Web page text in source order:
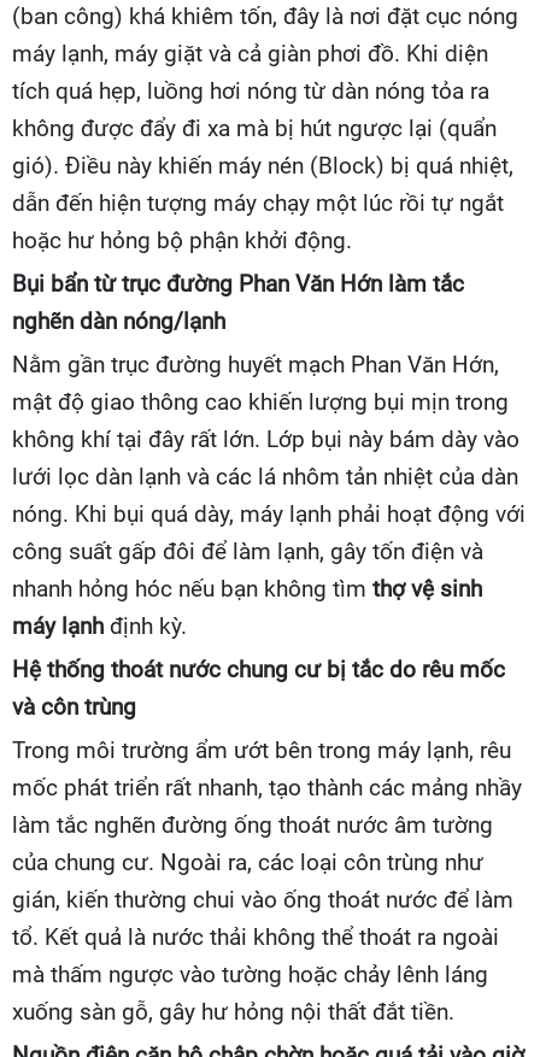
(ban công) khá khiêm tốn, đây là nơi đặt cục nóng
máy lạnh, máy giặt và cả giàn phơi đồ. Khi diện
tích quá hẹp, luồng hơi nóng từ dàn nóng tỏa ra
không được đẩy đi xa mà bị hút ngược lại (quẩn
gió). Điều này khiến máy nén (Block) bị quá nhiệt,
dẫn đến hiện tượng máy chạy một lúc rồi tự ngắt
hoặc hư hỏng bộ phận khởi động.
Bụi bẩn từ trục đường Phan Văn Hớn làm tắc
nghẽn dàn nóng/lạnh
Nằm gần trục đường huyết mạch Phan Văn Hớn,
mật độ giao thông cao khiến lượng bụi mịn trong
không khí tại đây rất lớn. Lớp bụi này bám dày vào
lưới lọc dàn lạnh và các lá nhôm tản nhiệt của dàn
nóng. Khi bụi quá dày, máy lạnh phải hoạt động với
công suất gấp đôi để làm lạnh, gây tốn điện và
nhanh hỏng hóc nếu bạn không tìm thợ vệ sinh
máy lạnh định kỳ.
Hệ thống thoát nước chung cư bị tắc do rêu mốc
và côn trùng
Trong môi trường ẩm ướt bên trong máy lạnh, rêu
mốc phát triển rất nhanh, tạo thành các mảng nhầy
làm tắc nghẽn đường ống thoát nước âm tường
của chung cư. Ngoài ra, các loại côn trùng như
gián, kiến thường chui vào ống thoát nước để làm
tổ. Kết quả là nước thải không thể thoát ra ngoài
mà thấm ngược vào tường hoặc chảy lênh láng
xuống sàn gỗ, gây hư hỏng nội thất đắt tiền.